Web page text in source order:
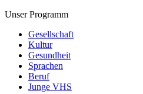
Unser Programm
Gesellschaft
Kultur
Gesundheit
Sprachen
Beruf
Junge VHS